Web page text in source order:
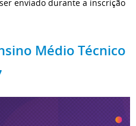
enviado durante a inscrição
Médio Técnico